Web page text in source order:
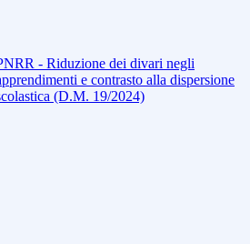
- Riduzione dei divari negli
e contrasto alla dispersione
(D.M. 19/2024)